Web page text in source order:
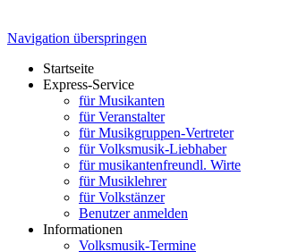
Navigation überspringen
Startseite
Express-Service
für Musikanten
für Veranstalter
für Musikgruppen-Vertreter
für Volksmusik-Liebhaber
für musikantenfreundl. Wirte
für Musiklehrer
für Volkstänzer
Benutzer anmelden
Informationen
Volksmusik-Termine